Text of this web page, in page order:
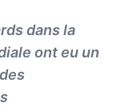
dans la
ont eu un